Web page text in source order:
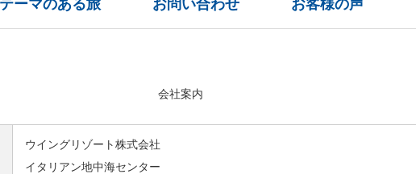
ーマのある旅 お問い合わせ お客様の声
会社案内
ウイングリゾート株式会社
イタリアン地中海センター